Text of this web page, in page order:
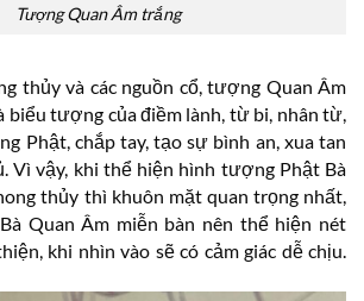
Tượng Quan Âm trắng
thủy và các nguồn cổ, tượng Quan Âm
biểu tượng của điềm lành, từ bi, nhân từ,
Phật, chắp tay, tạo sự bình an, xua tan
Vì vậy, khi thể hiện hình tượng Phật Bà
thủy thì khuôn mặt quan trọng nhất,
Quan Âm miễn bàn nên thể hiện nét
khi nhìn vào sẽ có cảm giác dễ chịu.